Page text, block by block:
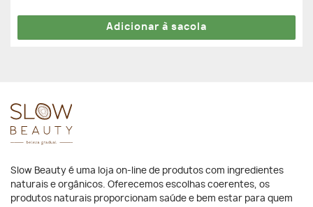
Adicionar à sacola
Slow Beauty é uma loja on-line de produtos com ingredientes
naturais e orgânicos. Oferecemos escolhas coerentes, os
produtos naturais proporcionam saúde e bem estar para quem